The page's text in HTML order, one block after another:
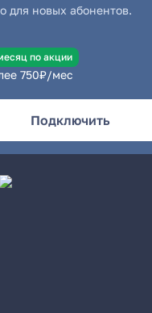
для новых абонентов.
по акции
750₽/мес
Подключить